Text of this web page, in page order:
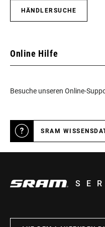
HÄNDLERSUCHE
Online Hilfe
Besuche unseren Online-
SRAM